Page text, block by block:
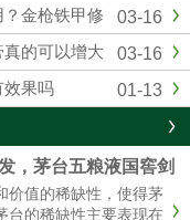
03-16
金枪铁甲修
03-16
的可以增大
01-13
效果吗
，茅台五粮液国窖剑
价值的稀缺性，使得茅
台的稀缺性主要表现在